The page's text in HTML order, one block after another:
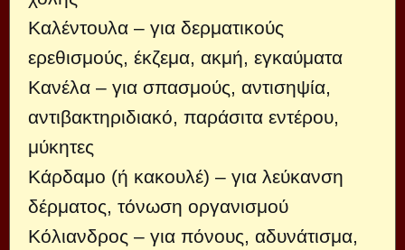
Καλέντουλα – για δερματικούς
ερεθισμούς, έκζεμα, ακμή, εγκαύματα
Κανέλα – για σπασμούς, αντισηψία,
αντιβακτηριδιακό, παράσιτα εντέρου,
μύκητες
Κάρδαμο (ή κακουλέ) – για λεύκανση
δέρματος, τόνωση οργανισμού
Κόλιανδρος – για πόνους, αδυνάτισμα,